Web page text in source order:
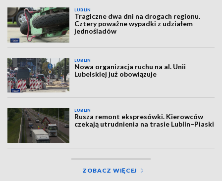
LUBLIN
Tragiczne dwa dni na drogach regionu.
Cztery poważne wypadki z udziałem
jednośladów
LUBLIN
Nowa organizacja ruchu na al. Unii
Lubelskiej już obowiązuje
LUBLIN
Rusza remont ekspresówki. Kierowców
czekają utrudnienia na trasie Lublin–Piaski
ZOBACZ WIĘCEJ